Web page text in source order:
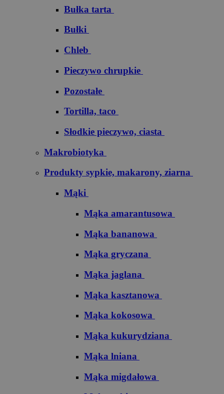
Bułka tarta
Bułki
Chleb
Pieczywo chrupkie
Pozostałe
Tortilla, taco
Słodkie pieczywo, ciasta
Makrobiotyka
Produkty sypkie, makarony, ziarna
Mąki
Mąka amarantusowa
Mąka bananowa
Mąka gryczana
Mąka jaglana
Mąka kasztanowa
Mąka kokosowa
Mąka kukurydziana
Mąka lniana
Mąka migdałowa